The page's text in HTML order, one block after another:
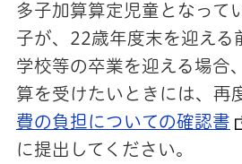
多子加算算定児童となって
子が、22歳年度末を迎える
学校等の卒業を迎える場合
算を受けたいときには、再
費の負担についての確認書
に提出してください。